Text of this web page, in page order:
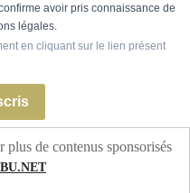
avoir pris connaissance de
légales.
en cliquant sur le lien présent
plus de contenus sponsorisés